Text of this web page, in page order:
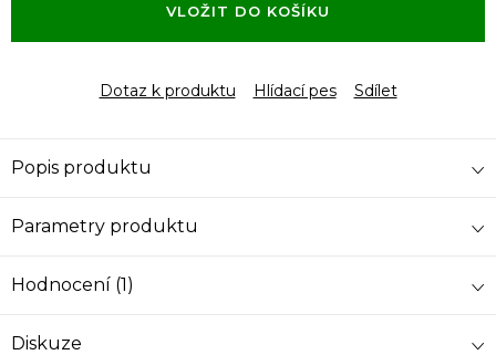
VLOŽIT DO KOŠÍKU
Dotaz k produktu Hlídací pes Sdílet
Popis produktu
Parametry produktu
Hodnocení (1)
Diskuze